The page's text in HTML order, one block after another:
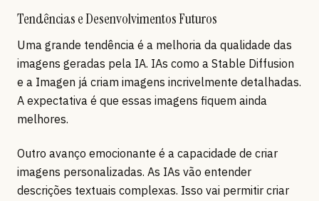
Tendências e Desenvolvimentos Futuros
Uma grande tendência é a melhoria da qualidade das
imagens geradas pela IA. IAs como a Stable Diffusion
e a Imagen já criam imagens incrivelmente detalhadas.
A expectativa é que essas imagens fiquem ainda
melhores.
Outro avanço emocionante é a capacidade de criar
imagens personalizadas. As IAs vão entender
descrições textuais complexas. Isso vai permitir criar